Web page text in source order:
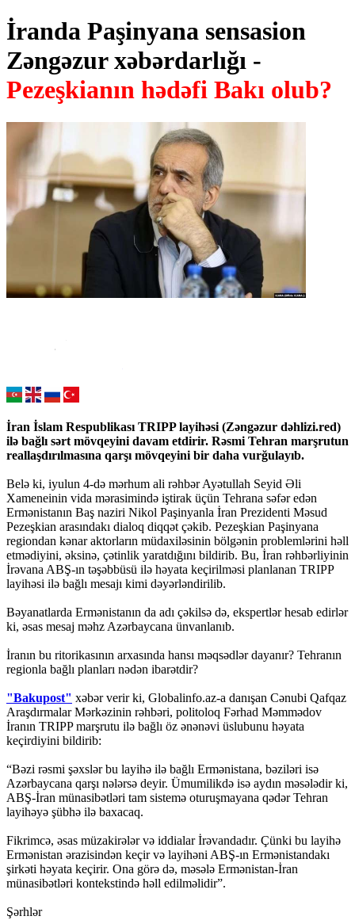
İranda Paşinyana sensasion
Zəngəzur xəbərdarlığı -
Pezeşkianın hədəfi Bakı olub?
İran İslam Respublikası TRIPP layihəsi (Zəngəzur dəhlizi.red)
ilə bağlı sərt mövqeyini davam etdirir. Rəsmi Tehran marşrutun
reallaşdırılmasına qarşı mövqeyini bir daha vurğulayıb.
Belə ki, iyulun 4-də mərhum ali rəhbər Ayətullah Seyid Əli
Xameneinin vida mərasimində iştirak üçün Tehrana səfər edən
Ermənistanın Baş naziri Nikol Paşinyanla İran Prezidenti Məsud
Pezeşkian arasındakı dialoq diqqət çəkib. Pezeşkian Paşinyana
regiondan kənar aktorların müdaxiləsinin bölgənin problemlərini həll
etmədiyini, əksinə, çətinlik yaratdığını bildirib. Bu, İran rəhbərliyinin
İrəvana ABŞ-ın təşəbbüsü ilə həyata keçirilməsi planlanan TRIPP
layihəsi ilə bağlı mesajı kimi dəyərləndirilib.
Bəyanatlarda Ermənistanın da adı çəkilsə də, ekspertlər hesab edirlər
ki, əsas mesaj məhz Azərbaycana ünvanlanıb.
İranın bu ritorikasının arxasında hansı məqsədlər dayanır? Tehranın
regionla bağlı planları nədən ibarətdir?
"Bakupost" xəbər verir ki, Globalinfo.az-a danışan Cənubi Qafqaz
Araşdırmalar Mərkəzinin rəhbəri, politoloq Fərhad Məmmədov
İranın TRIPP marşrutu ilə bağlı öz ənənəvi üslubunu həyata
keçirdiyini bildirib:
“Bəzi rəsmi şəxslər bu layihə ilə bağlı Ermənistana, bəziləri isə
Azərbaycana qarşı nələrsə deyir. Ümumilikdə isə aydın məsələdir ki,
ABŞ-İran münasibətləri tam sistemə oturuşmayana qədər Tehran
layihəyə şübhə ilə baxacaq.
Fikrimcə, əsas müzakirələr və iddialar İrəvandadır. Çünki bu layihə
Ermənistan ərazisindən keçir və layihəni ABŞ-ın Ermənistandakı
şirkəti həyata keçirir. Ona görə də, məsələ Ermənistan-İran
münasibətləri kontekstində həll edilməlidir”.
Şərhlər